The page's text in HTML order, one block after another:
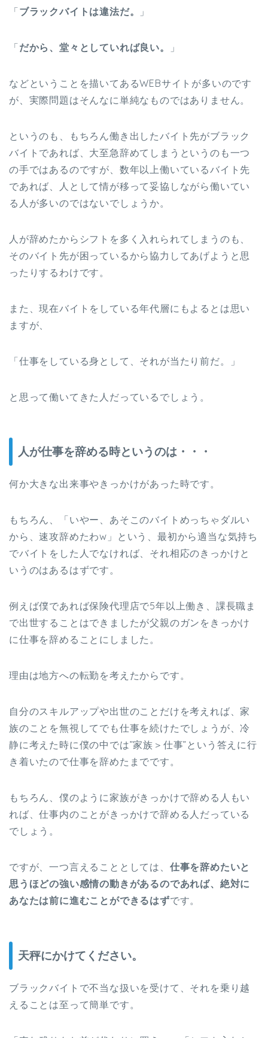
「ブラックバイトは違法だ。 」
「だから、堂々としていれば良い。 」
などということを描いてあるWEBサイトが多いのです
が、実際問題はそんなに単純なものではありません。
というのも、もちろん働き出したバイト先がブラック
バイトであれば、大至急辞めてしまうというのも一つ
の手ではあるのですが、数年以上働いているバイト先
であれば、人として情が移って妥協しながら働いてい
る人が多いのではないでしょうか。
人が辞めたからシフトを多く入れられてしまうのも、
そのバイト先が困っているから協力してあげようと思
ったりするわけです。
また、現在バイトをしている年代層にもよるとは思い
ますが、
「仕事をしている身として、それが当たり前だ。」
と思って働いてきた人だっているでしょう。
人が仕事を辞める時というのは・・・
何か大きな出来事やきっかけがあった時です。
もちろん、「いやー、あそこのバイトめっちゃダルい
から、速攻辞めたわw」という、最初から適当な気持ち
でバイトをした人でなければ、それ相応のきっかけと
いうのはあるはずです。
例えば僕であれば保険代理店で5年以上働き、課長職ま
で出世することはできましたが父親のガンをきっかけ
に仕事を辞めることにしました。
理由は地方への転勤を考えたからです。
自分のスキルアップや出世のことだけを考えれば、家
族のことを無視してでも仕事を続けたでしょうが、冷
静に考えた時に僕の中では”家族＞仕事”という答えに行
き着いたので仕事を辞めたまでです。
もちろん、僕のように家族がきっかけで辞める人もい
れば、仕事内のことがきっかけで辞める人だっている
でしょう。
ですが、一つ言えることとしては、 仕事を辞めたいと
思うほどの強い感情の動きがあるのであれば、絶対に
あなたは前に進むことができるはずです。
天秤にかけてください。
ブラックバイトで不当な扱いを受けて、それを乗り越
えることは至って簡単です。